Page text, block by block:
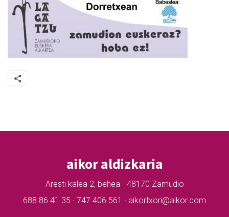
aikor aldizkaria
Aresti kalea 2, behea - 48170 Zamudio
688 86 41 35 · 747 406 561 · aikortxori@aikor.com